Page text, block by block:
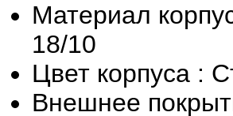
Материал
18/10
Цвет корпуса :
Внешнее